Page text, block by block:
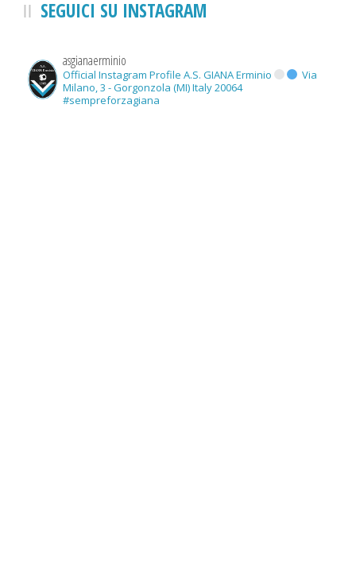
SEGUICI SU INSTAGRAM
asgianaerminio
Official Instagram Profile A.S. GIANA Erminio
Via
Milano, 3 - Gorgonzola (MI) Italy 20064
#sempreforzagiana